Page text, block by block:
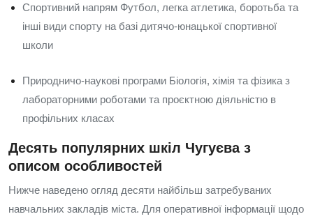
Спортивний напрям Футбол, легка атлетика, боротьба та
інші види спорту на базі дитячо‑юнацької спортивної
школи
Природничо‑наукові програми Біологія, хімія та фізика з
лабораторними роботами та проєктною діяльністю в
профільних класах
Десять популярних шкіл Чугуєва з
описом особливостей
Нижче наведено огляд десяти найбільш затребуваних
навчальних закладів міста. Для оперативної інформації щодо